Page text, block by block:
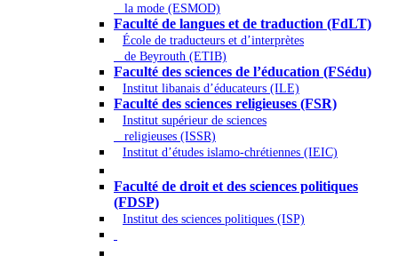
la mode (ESMOD)
Faculté de langues et de traduction (FdLT)
École de traducteurs et d’interprètes
de Beyrouth (ETIB)
Faculté des sciences de l’éducation (FSédu)
Institut libanais d’éducateurs (ILE)
Faculté des sciences religieuses (FSR)
Institut supérieur de sciences
religieuses (ISSR)
Institut d’études islamo-chrétiennes (IEIC)
Faculté de droit et des sciences politiques
(FDSP)
Institut des sciences politiques (ISP)